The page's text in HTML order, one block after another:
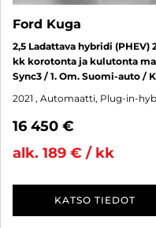
Ford Kuga
2,5 Ladattava hybridi (PHEV)
kk korotonta ja kulutonta
Sync3 / 1. Om. Suomi-auto /
2021 , Automaatti, Plug-in-
16 450 €
alk. 189 € / kk
KATSO TIEDOT